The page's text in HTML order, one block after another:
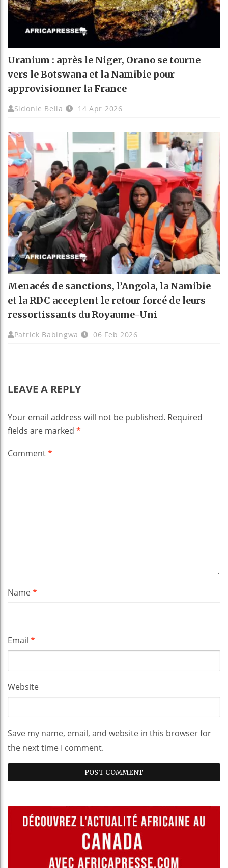
Uranium : après le Niger, Orano se tourne
vers le Botswana et la Namibie pour
approvisionner la France
Sidonie Bella 14 Apr 2026
Menacés de sanctions, l’Angola, la Namibie
et la RDC acceptent le retour forcé de leurs
ressortissants du Royaume-Uni
Patrick Babingwa 06 Feb 2026
LEAVE A REPLY
Your email address will not be published. Required
fields are marked *
Comment*
Name*
Email *
Website
Save my name, email, and website in this browser for
the next time I comment.